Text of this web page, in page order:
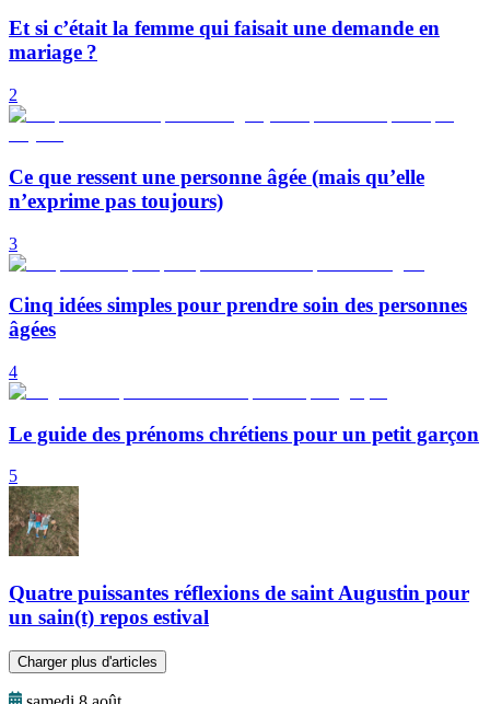
Et si c’était la femme qui faisait une demande en
mariage ?
2
Ce que ressent une personne âgée (mais qu’elle
n’exprime pas toujours)
3
Cinq idées simples pour prendre soin des personnes
âgées
4
Le guide des prénoms chrétiens pour un petit garçon
5
Quatre puissantes réflexions de saint Augustin pour
un sain(t) repos estival
Charger plus d'articles